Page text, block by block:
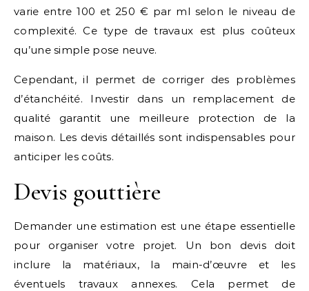
varie entre 100 et 250 € par ml selon le niveau de
complexité. Ce type de travaux est plus coûteux
qu’une simple pose neuve.
Cependant, il permet de corriger des problèmes
d’étanchéité. Investir dans un remplacement de
qualité garantit une meilleure protection de la
maison. Les devis détaillés sont indispensables pour
anticiper les coûts.
Devis gouttière
Demander une estimation est une étape essentielle
pour organiser votre projet. Un bon devis doit
inclure la matériaux, la main-d’œuvre et les
éventuels travaux annexes. Cela permet de